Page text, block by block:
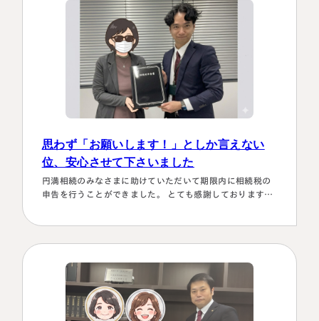
知県名古屋市中村区名駅三丁目28
大宮事務所
〒330-0854
埼玉県さいたま市大宮区桜木町一丁目
195番地1
思わず「お願いします！」としか言えない
位、安心させて下さいました
円満相続のみなさまに助けていただいて期限内に相続税の
申告を行うことができました。 とても感謝しております。
い！！と、私も思わず「お願いします！」としか言えない